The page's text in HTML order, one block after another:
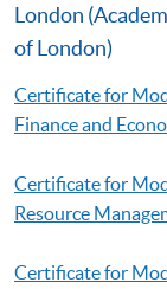
London
of London)
Certificate for
Finance and
Certificate for
Resource
Certificate for